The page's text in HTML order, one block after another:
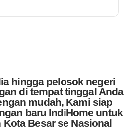
hingga pelosok negeri
di tempat tinggal Anda
mudah, Kami siap
baru IndiHome untuk
Besar se Nasional